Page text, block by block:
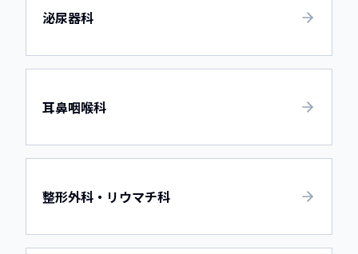
泌尿器科
耳鼻咽喉科
整形外科・リウマチ科